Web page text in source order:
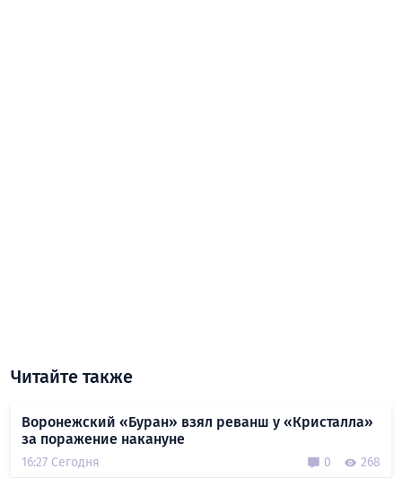
Читайте также
Воронежский «Буран» взял реванш у «Кристалла»
за поражение накануне
16:27 Сегодня 0 268